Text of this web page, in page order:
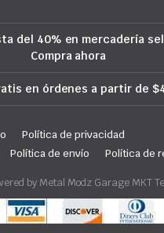
del 40% en mercadería
Compra ahora
en órdenes a partir de
Política de privacidad
Política de envío Política de
by Metal Modz Garage MKT